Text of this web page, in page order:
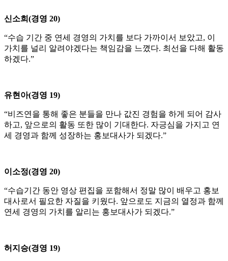
신소희(경영 20)
“수습 기간 중 연세 경영의 가치를 보다 가까이서 보았고, 이
가치를 널리 알려야겠다는 책임감을 느꼈다. 최선을 다해 활동
하겠다.”
유현아(경영 19)
“비즈연을 통해 좋은 분들을 만나 값진 경험을 하게 되어 감사
하고, 앞으로의 활동 또한 많이 기대한다. 자긍심을 가지고 연
세 경영과 함께 성장하는 홍보대사가 되겠다.”
이소정(경영 20)
“수습기간 동안 영상 편집을 포함해서 정말 많이 배우고 홍보
대사로서 필요한 자질을 키웠다. 앞으로도 지금의 열정과 함께
연세 경영의 가치를 알리는 홍보대사가 되겠다.”
허지승(경영 19)